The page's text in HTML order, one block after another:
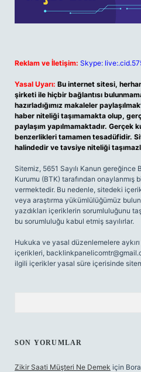
Reklam ve İletişim: Skype:
Yasal Uyarı: Bu internet sitesi,
şirketi ile hiçbir bağlantısı
hazırladığımız makaleler
haber niteliği taşımamakta olup,
paylaşım yapılmamaktadır. Gerçek
benzerlikleri tamamen tesadüfidir.
halindedir ve tavsiye niteliği
Sitemiz, 5651 Sayılı Kanun
Kurumu (BTK) tarafından onaylanmış
vermektedir. Bu nedenle, sitedeki
veya araştırma yükümlülüğümüz
yazdıkları içeriklerin sorumluluğunu
bu sorumluluğu kabul etmiş sayılırlar.
Hukuka ve yasal düzenlemelere
içerikleri,
ilgili içerikler yasal süre içerisinde
SON YORUMLAR
Zikir Saati Müşteri Ne Demek için Bora